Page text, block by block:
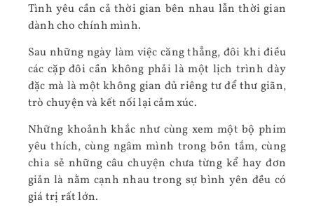
Tình yêu cần cả thời gian bên nhau lẫn thời gian
dành cho chính mình.
Sau những ngày làm việc căng thẳng, đôi khi điều
các cặp đôi cần không phải là một lịch trình dày
đặc mà là một không gian đủ riêng tư để thư giãn,
trò chuyện và kết nối lại cảm xúc.
Những khoảnh khắc như cùng xem một bộ phim
yêu thích, cùng ngâm mình trong bồn tắm, cùng
chia sẻ những câu chuyện chưa từng kể hay đơn
giản là nằm cạnh nhau trong sự bình yên đều có
giá trị rất lớn.